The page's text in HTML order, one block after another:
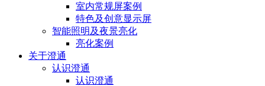
室内常规屏案例
特色及创意显示屏
智能照明及夜景亮化
亮化案例
关于澄通
认识澄通
认识澄通